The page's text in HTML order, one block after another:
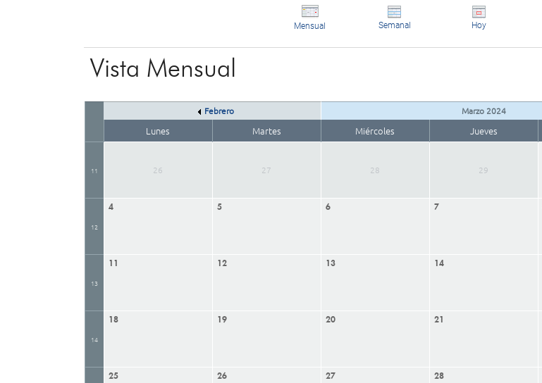
Mensual Semanal Hoy
Vista Mensual
Febrero Marzo 2024
Lunes Martes Miércoles Jueves
11 26 27 28 29
12
4 5 6 7
13
11 12 13 14
14
18 19 20 21
25 26 27 28